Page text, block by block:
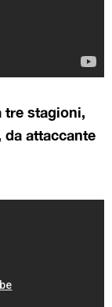
tre stagioni,
da attaccante